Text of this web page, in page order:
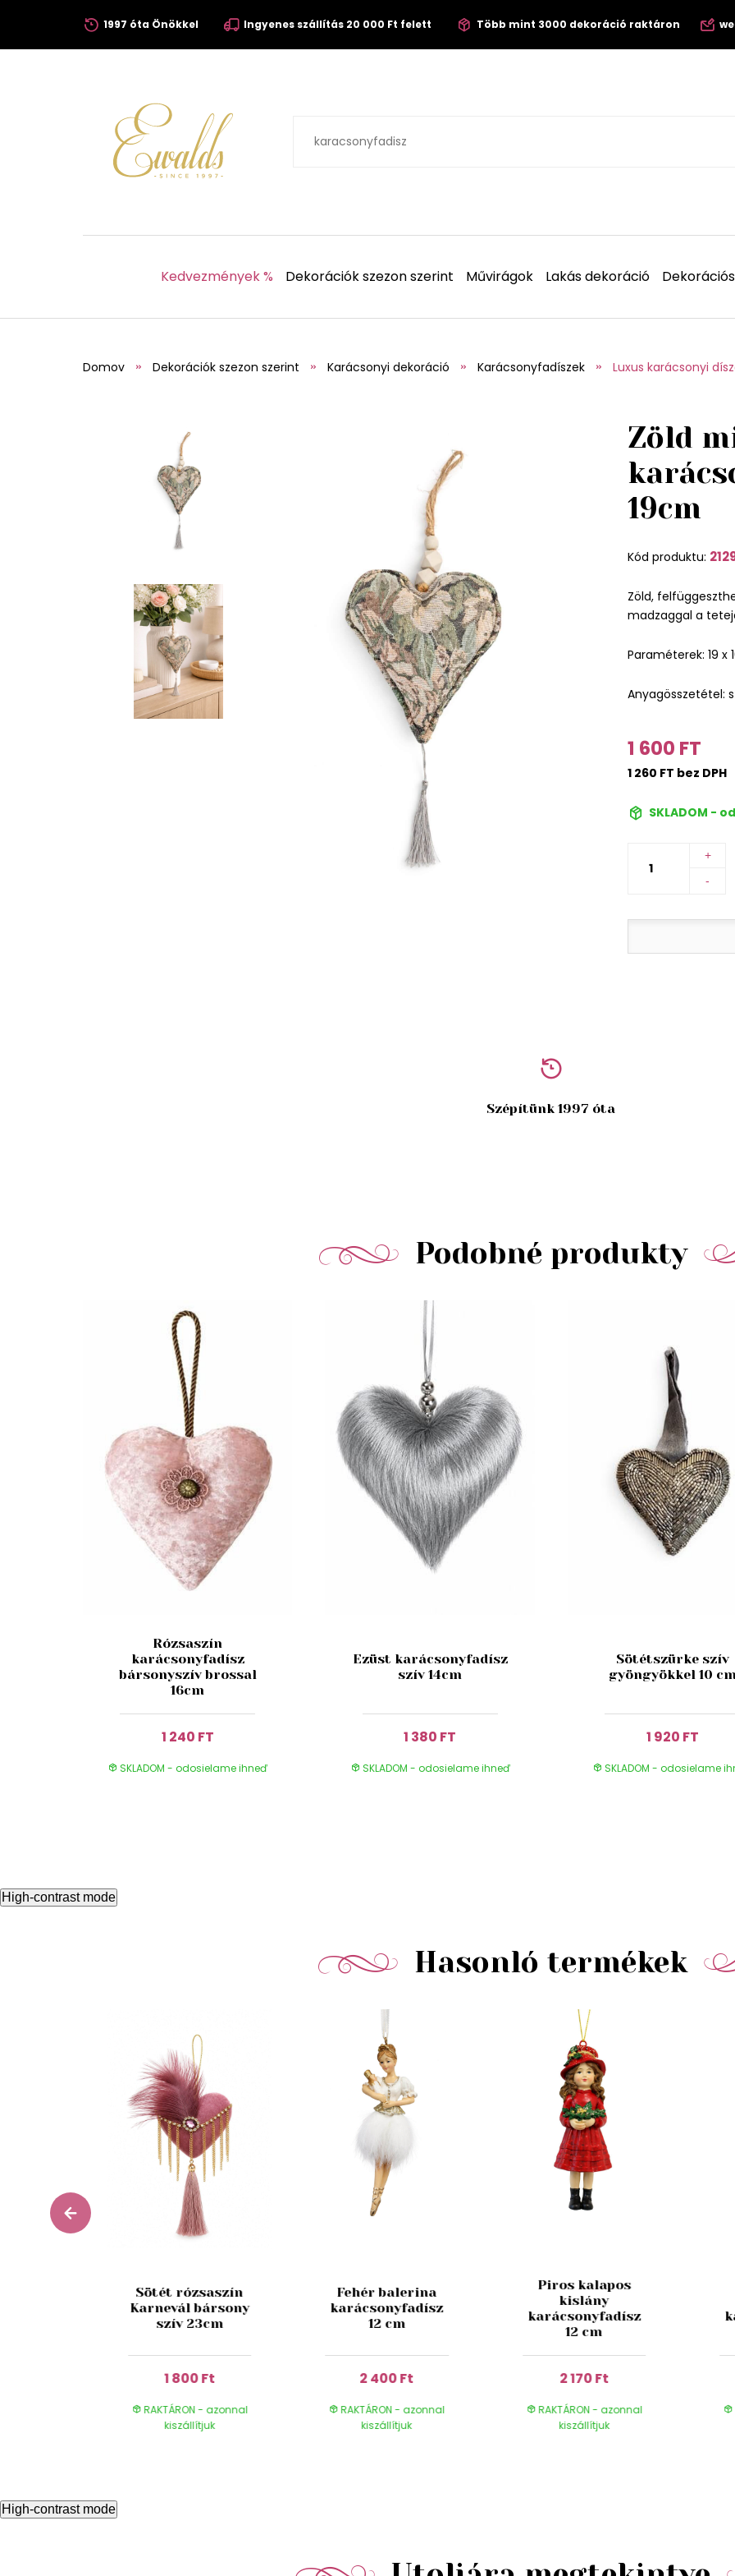
1997 óta Önökkel Ingyenes szállítás 20 000 Ft felett Több mint 3000 dekoráció raktáron
Kedvezmények % Dekorációk szezon szerint Művirágok Lakás dekoráció
Domov Dekorációk szezon szerint Karácsonyi dekoráció Karácsonyfadíszek Luxus karácsonyi
Zöld
19cm
Kód produktu:
Zöld,
madzaggal a
Paraméterek: 19 x
Anyagösszetétel:
1 600 FT
1 260 FT bez DPH
SKLADOM -
+
-
Szépítünk 1997 óta
Podobné produkty
Rózsaszín
karácsonyfadísz
bársonyszív brossal
16cm
1 240 FT
SKLADOM - odosielame ihneď
Ezüst karácsonyfadísz
szív 14cm
1 380 FT
SKLADOM - odosielame ihneď
Sötétszürke szív
gyöngyökkel 10
1 920 FT
SKLADOM - odosielame
High-contrast mode
Hasonló termékek
Sötét rózsaszín
Karnevál bársony
szív 23cm
1 800 Ft
RAKTÁRON - azonnal
kiszállítjuk
Fehér balerina
karácsonyfadísz
12 cm
2 400 Ft
RAKTÁRON - azonnal
kiszállítjuk
Piros kalapos
kislány
karácsonyfadísz
12 cm
2 170 Ft
RAKTÁRON - azonnal
kiszállítjuk
High-contrast mode